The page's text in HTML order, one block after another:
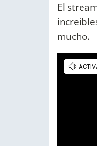
El
mucho.